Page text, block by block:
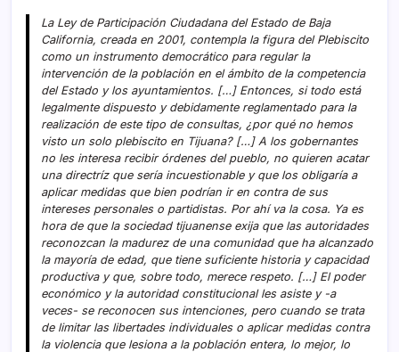
La Ley de Participación Ciudadana del Estado de Baja
California, creada en 2001, contempla la figura del Plebiscito
como un instrumento democrático para regular la
intervención de la población en el ámbito de la competencia
del Estado y los ayuntamientos. […] Entonces, si todo está
legalmente dispuesto y debidamente reglamentado para la
realización de este tipo de consultas, ¿por qué no hemos
visto un solo plebiscito en Tijuana? […] A los gobernantes
no les interesa recibir órdenes del pueblo, no quieren acatar
una directrí­z que serí­a incuestionable y que los obligarí­a a
aplicar medidas que bien podrí­an ir en contra de sus
intereses personales o partidistas. Por ahí­ va la cosa. Ya es
hora de que la sociedad tijuanense exija que las autoridades
reconozcan la madurez de una comunidad que ha alcanzado
la mayorí­a de edad, que tiene suficiente historia y capacidad
productiva y que, sobre todo, merece respeto. […] El poder
económico y la autoridad constitucional les asiste y -a
veces- se reconocen sus intenciones, pero cuando se trata
de limitar las libertades individuales o aplicar medidas contra
la violencia que lesiona a la población entera, lo mejor, lo